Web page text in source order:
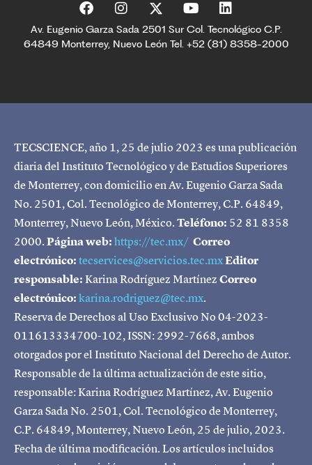
Av. Eugenio Garza Sada 2501 Sur Col. Tecnológico C.P.
64849 Monterrey, Nuevo León Tel. +52 (81) 8358-2000
TECSCIENCE, año 1, 25 de julio 2023 es una publicación
diaria del Instituto Tecnológico y de Estudios Superiores
de Monterrey, con domicilio en Av. Eugenio Garza Sada
No. 2501, Col. Tecnológico de Monterrey, C.P. 64849,
Monterrey, Nuevo León, México.Teléfono: 52 81 8358
2000.Página web:https://tec.mx/ Correo
electrónico:tecservices@servicios.tec.mxEditor
responsable:Karina Rodríguez MartínezCorreo
electrónico:karina.rodriguez@tec.mx.
Reserva de Derechos al Uso Exclusivo No 04-2023-
011613334700-102, ISSN: 2992-7668, ambos
otorgados por el Instituto Nacional del Derecho de Autor.
Responsable de la última actualización de este sitio,
responsable: Karina Rodríguez Martínez, Av. Eugenio
Garza Sada No. 2501, Col. Tecnológico de Monterrey,
C.P. 64849, Monterrey, Nuevo León, 25 de julio, 2023.
Fecha de última modificación. Los artículos incluidos